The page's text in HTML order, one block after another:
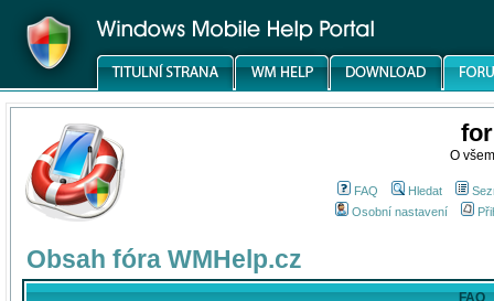
O
FAQ Hledat
Osobní nastavení
Obsah fóra WMHelp.cz
FAQ